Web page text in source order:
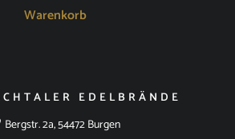
Warenkorb
EDELBRÄNDE
Bergstr. 2a, 54472 Burgen